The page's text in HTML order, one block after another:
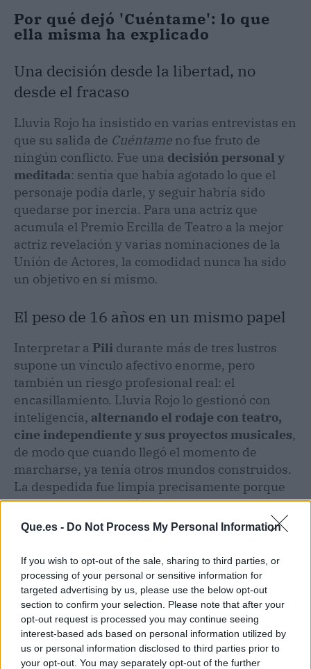
Que.es - Do Not Process My Personal Information
If you wish to opt-out of the sale, sharing to third parties, or
processing of your personal or sensitive information for
targeted advertising by us, please use the below opt-out
section to confirm your selection. Please note that after your
opt-out request is processed you may continue seeing
interest-based ads based on personal information utilized by
us or personal information disclosed to third parties prior to
your opt-out. You may separately opt-out of the further
Por qué dejó 'Cuéntame': lo que
ella misma ha explicado
Una decisión desde la libertad, no
desde el fracaso
Lluvia Rojo ha insistido en varias entrevistas en
que su salida de Cuéntame no fue fruto de
ningún conflicto. Fue una decisión personal y
meditada: sentía que había agotado lo que el
personaje podía darle, y seguir habría sido
quedarse por inercia. Para una actriz que
acumula el Premio Ercilla de Teatro a la mejor
actriz revelación y varias nominaciones de la
Unión de Actores, la comodidad nunca ha sido
un objetivo en sí mismo.
El peso de 16 años en un mismo papel
Interpretar a Pili durante más de tres lustros
supone un vínculo afectivo enorme, pero
también un riesgo profesional real: el
encasillamiento. Lluvia Rojo lo gestionó con
inteligencia, alternando el rodaje con teatro,
cine independiente y sus proyectos musicales,
de modo que cuando llegó el momento de
marcharse, ya tenía otros mundos construidos.
La despedida fue limpia precisamente porque
la vida fuera del plató llevaba tiempo siendo
plena.